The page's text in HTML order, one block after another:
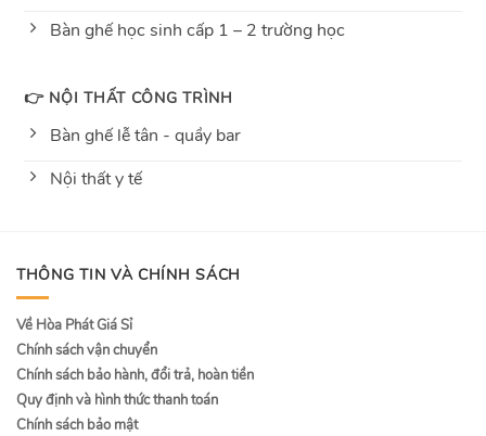
Bàn ghế học sinh cấp 1 – 2 trường học
👉 NỘI THẤT CÔNG TRÌNH
Bàn ghế lễ tân - quầy bar
Nội thất y tế
THÔNG TIN VÀ CHÍNH SÁCH
Về Hòa Phát Giá Sỉ
Chính sách vận chuyển
Chính sách bảo hành, đổi trả, hoàn tiền
Quy định và hình thức thanh toán
Chính sách bảo mật